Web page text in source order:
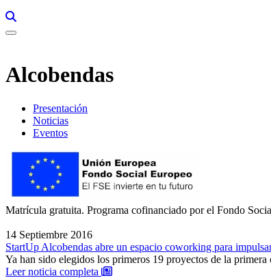
Alcobendas
Presentación
Noticias
Eventos
Matrícula gratuita. Programa cofinanciado por el Fondo
14 Septiembre 2016
StartUp Alcobendas abre un espacio coworking para
Ya han sido elegidos los primeros 19 proyectos de la
Leer noticia completa : StartUp Alcobendas abre un espacio